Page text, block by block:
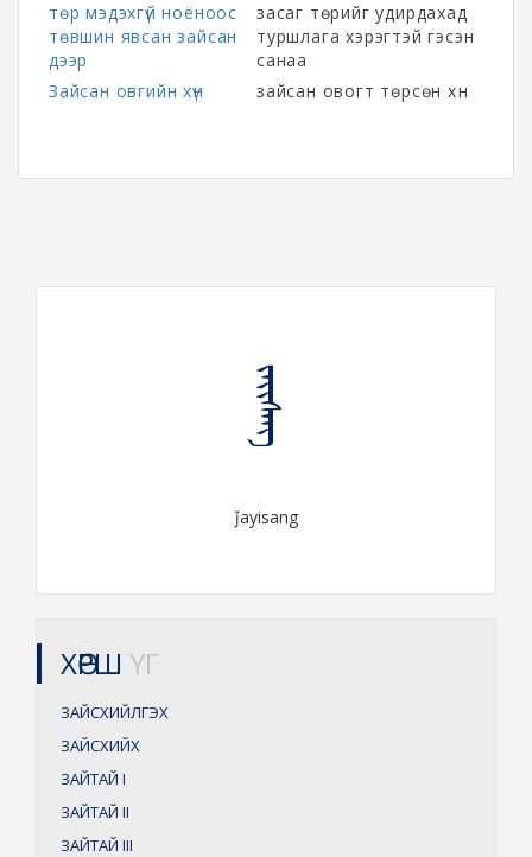
төр мэдэхгүй ноёноос
төвшин явсан зайсан
дээр
засаг төрийг удирдахад
туршлага хэрэгтэй гэсэн
санаа
Зайсан овгийн хүн
зайсан овогт төрсөн хүн
ᠵᠠᠶᠢᠰᠠᠩ
ǰayisang
ХӨРШ ҮГ
ЗАЙСХИЙЛГЭХ
ЗАЙСХИЙХ
ЗАЙТАЙ I
ЗАЙТАЙ II
ЗАЙТАЙ III